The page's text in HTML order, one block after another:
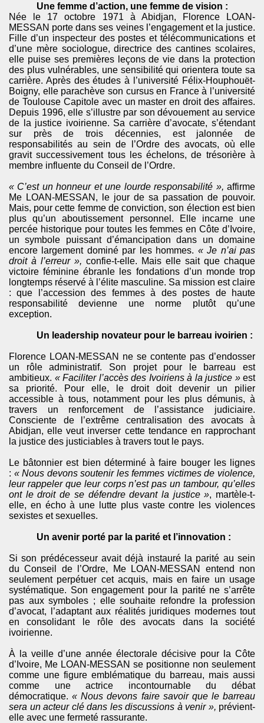
Une femme d’action, une femme de vision :
Née le 17 octobre 1971 à Abidjan, Florence LOAN-
MESSAN porte dans ses veines l’engagement et la justice.
Fille d’un inspecteur des postes et télécommunications et
d’une mère sociologue, directrice des cantines scolaires,
elle puise ses premières leçons de vie dans la protection
des plus vulnérables, une sensibilité qui orientera toute sa
carrière. Après des études à l’université Félix-Houphouët-
Boigny, elle parachève son cursus en France à l’université
de Toulouse Capitole avec un master en droit des affaires.
Depuis 1996, elle s’illustre par son dévouement au service
de la justice ivoirienne. Sa carrière d’avocate, s’étendant
sur près de trois décennies, est jalonnée de
responsabilités au sein de l’Ordre des avocats, où elle
gravit successivement tous les échelons, de trésorière à
membre influente du Conseil de l’Ordre.
« C’est un honneur et une lourde responsabilité », affirme
Me LOAN-MESSAN, le jour de sa passation de pouvoir.
Mais, pour cette femme de conviction, son élection est bien
plus qu’un aboutissement personnel. Elle incarne une
percée historique pour toutes les femmes en Côte d’Ivoire,
un symbole puissant d’émancipation dans un domaine
encore largement dominé par les hommes. « Je n’ai pas
droit à l’erreur », confie-t-elle. Mais elle sait que chaque
victoire féminine ébranle les fondations d’un monde trop
longtemps réservé à l’élite masculine. Sa mission est claire
: que l’accession des femmes à des postes de haute
responsabilité devienne une norme plutôt qu’une
exception.
Un leadership novateur pour le barreau ivoirien :
Florence LOAN-MESSAN ne se contente pas d’endosser
un rôle administratif. Son projet pour le barreau est
ambitieux. « Faciliter l’accès des Ivoiriens à la justice »est
sa priorité. Pour elle, le droit doit devenir un pilier
accessible à tous, notamment pour les plus démunis, à
travers un renforcement de l’assistance judiciaire.
Consciente de l’extrême centralisation des avocats à
Abidjan, elle veut inverser cette tendance en rapprochant
la justice des justiciables à travers tout le pays.
Le bâtonnier est bien déterminé à faire bouger les lignes
: « Nous devons soutenir les femmes victimes de violence,
leur rappeler que leur corps n’est pas un tambour, qu’elles
ont le droit de se défendre devant la justice », martèle-t-
elle, en écho à une lutte plus vaste contre les violences
sexistes et sexuelles.
Un avenir porté par la parité et l’innovation :
Si son prédécesseur avait déjà instauré la parité au sein
du Conseil de l’Ordre, Me LOAN-MESSAN entend non
seulement perpétuer cet acquis, mais en faire un usage
systématique. Son engagement pour la parité ne s’arrête
pas aux symboles ; elle souhaite refondre la profession
d’avocat, l’adaptant aux réalités juridiques modernes tout
en consolidant le rôle des avocats dans la société
ivoirienne.
À la veille d’une année électorale décisive pour la Côte
d’Ivoire, Me LOAN-MESSAN se positionne non seulement
comme une figure emblématique du barreau, mais aussi
comme une actrice incontournable du débat
démocratique.« Nous devons faire savoir que le barreau
sera un acteur clé dans les discussions à venir », prévient-
elle avec une fermeté rassurante.